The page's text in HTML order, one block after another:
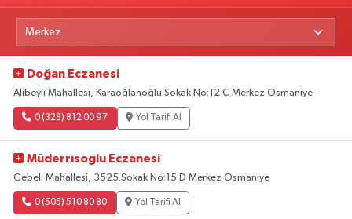
Doğan Eczanesi
Alibeyli Mahallesi, Karaoğlanoğlu Sokak No:12 C Merkez Osmaniye
0 (328) 812 00 97 Yol Tarifi Al
Müderrısoglu Eczanesi
Gebeli Mahallesi, 3525.Sokak No:15 D Merkez Osmaniye
0 (505) 510 80 80 Yol Tarifi Al